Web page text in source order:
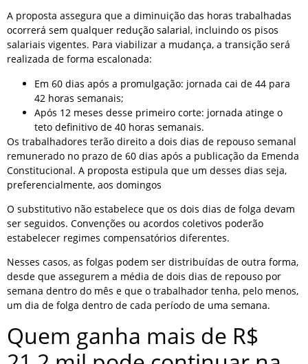
A proposta assegura que a diminuição das horas trabalhadas
ocorrerá sem qualquer redução salarial, incluindo os pisos
salariais vigentes. Para viabilizar a mudança, a transição será
realizada de forma escalonada:
Em 60 dias após a promulgação: jornada cai de 44 para
42 horas semanais;
Após 12 meses desse primeiro corte: jornada atinge o
teto definitivo de 40 horas semanais.
Os trabalhadores terão direito a dois dias de repouso semanal
remunerado no prazo de 60 dias após a publicação da Emenda
Constitucional. A proposta estipula que um desses dias seja,
preferencialmente, aos domingos
O substitutivo não estabelece que os dois dias de folga devam
ser seguidos. Convenções ou acordos coletivos poderão
estabelecer regimes compensatórios diferentes.
Nesses casos, as folgas podem ser distribuídas de outra forma,
desde que assegurem a média de dois dias de repouso por
semana dentro do mês e que o trabalhador tenha, pelo menos,
um dia de folga dentro de cada período de uma semana.
Quem ganha mais de R$